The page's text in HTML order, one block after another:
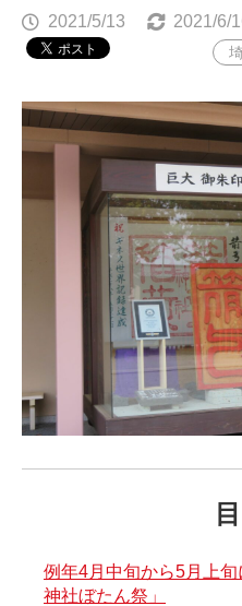
2021/5/13 2021/6/
例年4月中旬から5月上
神社ぼたん祭」